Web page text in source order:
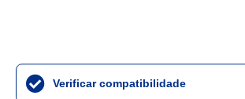
Verificar compatibilidade